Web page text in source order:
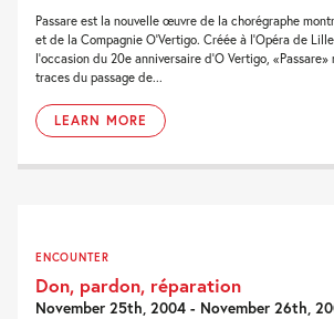
Passare est la nouvelle œuvre de la chorégraphe
et de la Compagnie O’Vertigo. Créée à l’Opéra de
l’occasion du 20e anniversaire d’O Vertigo,
traces du passage de...
LEARN MORE
ENCOUNTER
Don, pardon, réparation
November 25th, 2004 - November 26th,